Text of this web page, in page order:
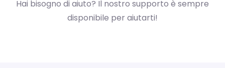
Hai bisogno di aiuto? Il nostro supporto è sempre
disponibile per aiutarti!